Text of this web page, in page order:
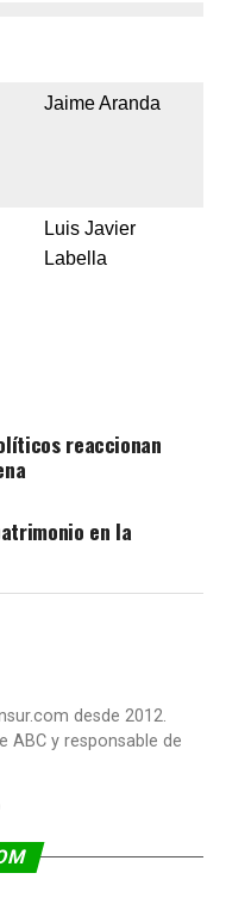
Jaime Aranda
Luis Javier
Labella
reaccionan
en la
desde 2012.
ABC y responsable de